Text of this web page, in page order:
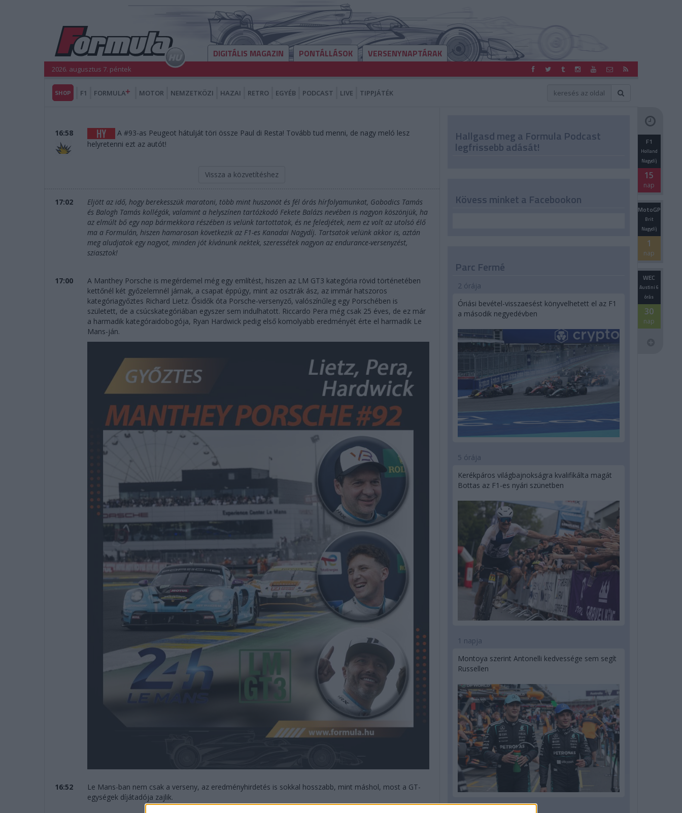
DIGITÁLIS MAGAZIN PONTÁLLÁSOK VERSENYNAPTÁRAK
2026. augusztus 7. péntek
SHOP F1 FORMULA MOTOR NEMZETKÖZI HAZAI RETRO EGYÉB PODCAST LIVE TIPPJÁTÉK
16:58
A #93-as Peugeot hátulját töri össze Paul di Resta! Tovább tud menni, de nagy meló lesz
helyretenni ezt az autót!
Vissza a közvetítéshez
17:02
Eljött az idő, hogy berekesszük maratoni, több mint huszonöt és fél órás hírfolyamunkat, Gobodics Tamás
és Balogh Tamás kollégák, valamint a helyszínen tartózkodó Fekete Balázs nevében is nagyon köszönjük, ha
az elmúlt bő egy nap bármekkora részében is velünk tartottatok, és ne feledjétek, nem ez volt az utolsó élő
ma a Formulán, hiszen hamarosan következik az F1-es Kanadai Nagydíj. Tartsatok velünk akkor is, aztán
meg aludjatok egy nagyot, minden jót kívánunk nektek, szeressétek nagyon az endurance-versenyzést,
sziasztok!
17:00
A Manthey Porsche is megérdemel még egy említést, hiszen az LM GT3 kategória rövid történetében
kettőnél két győzelemnél járnak, a csapat éppúgy, mint az osztrák ász, az immár hatszoros
kategóriagyőztes Richard Lietz. Ősidők óta Porsche-versenyző, valószínűleg egy Porschében is
született, de a csúcskategóriában egyszer sem indulhatott. Riccardo Pera még csak 25 éves, de ez már
a harmadik kategóraidobogója, Ryan Hardwick pedig első komolyabb eredményét érte el harmadik Le
Mans-ján.
16:52
Le Mans-ban nem csak a verseny, az eredményhirdetés is sokkal hosszabb, mint máshol, most a GT-
egységek díjátadója zajlik.
Hallgasd meg a Formula Podcast
legfrissebb adását! F1
Holland
Nagydíj
15
nap
MotoGP
Brit
Nagydíj
1
nap
WEC
Austini 6
órás
30
nap
Kövess minket a Facebookon
Parc Fermé
2 órája
Óriási bevétel-visszaesést könyvelhetett el az F1
a második negyedévben
5 órája
Kerékpáros világbajnokságra kvalifikálta magát
Bottas az F1-es nyári szünetben
1 napja
Montoya szerint Antonelli kedvessége sem segít
Russellen